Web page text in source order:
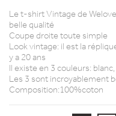
Le t-shirt Vintage de
belle qualité
Coupe droite toute simple
Look vintage: il est la
y a 20 ans
Il existe en 3 couleurs:
Les 3 sont incroyablement
Composition:100%coton